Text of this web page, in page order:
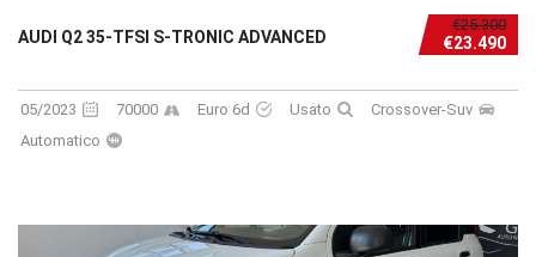
€25.300
€23.490
AUDI Q2 35-TFSI S-TRONIC ADVANCED
05/2023 70000 Euro 6d Usato
Crossover-Suv
Automatico